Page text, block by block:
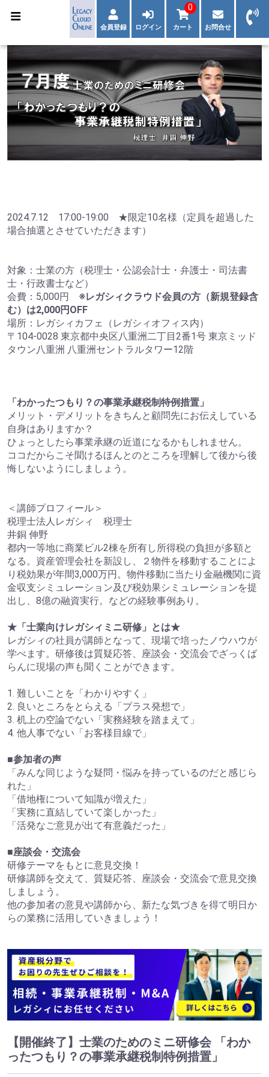
会員登録 ログイン カート
0
お問合せ
2024.7.12 17:00-19:00 ★限定10名様（定員を超過した
場合抽選とさせていただきます）
対象：士業の方（税理士・公認会計士・弁護士・司法書
士・行政書士など）
会費：5,000円 ※レガシィクラウド会員の方（新規登録含
む）は2,000円OFF
場所：レガシィカフェ（レガシィオフィス内）
〒104-0028 東京都中央区八重洲二丁目2番1号 東京ミッド
タウン八重洲 八重洲セントラルタワー12階
「わかったつもり？の事業承継税制特例措置」
メリット・デメリットをきちんと顧問先にお伝えしている
自身はありますか？
ひょっとしたら事業承継の近道になるかもしれません。
ココだからこそ聞けるほんとのところを理解して後から後
悔しないようにしましょう。
＜講師プロフィール＞
税理士法人レガシィ 税理士
井銅 伸野
都内一等地に商業ビル2棟を所有し所得税の負担が多額と
なる。資産管理会社を新設し、２物件を移動することによ
り税効果が年間3,000万円。物件移動に当たり金融機関に資
金収支シミュレーション及び税効果シミュレーションを提
出し、8億の融資実行。などの経験事例あり。
★「士業向けレガシィミニ研修」とは★
レガシィの社員が講師となって、現場で培ったノウハウが
学べます。研修後は質疑応答、座談会・交流会でざっくば
らんに現場の声も聞くことができます。
1. 難しいことを「わかりやすく」
2. 良いところをとらえる「プラス発想で」
3. 机上の空論でない「実務経験を踏まえて」
4. 他人事でない「お客様目線で」
■参加者の声
「みんな同じような疑問・悩みを持っているのだと感じら
れた」
「借地権について知識が増えた」
「実務に直結していて楽しかった」
「活発なご意見が出て有意義だった」
■座談会・交流会
研修テーマをもとに意見交換！
研修講師を交えて、質疑応答、座談会・交流会で意見交換
しましょう。
他の参加者の意見や講師から、新たな気づきを得て明日か
らの業務に活用していきましょう！
【開催終了】士業のためのミニ研修会 「わか
ったつもり？の事業承継税制特例措置」